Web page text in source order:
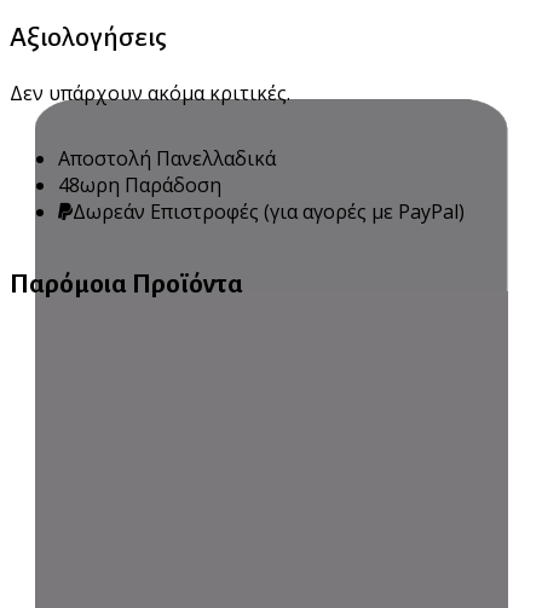
Αξιολογήσεις
Δεν υπάρχουν ακόμα κριτικές.
Αποστολή Πανελλαδικά
48ωρη Παράδοση
Δωρεάν Eπιστροφές (για αγορές με PayPal)
Παρόμοια Προϊόντα